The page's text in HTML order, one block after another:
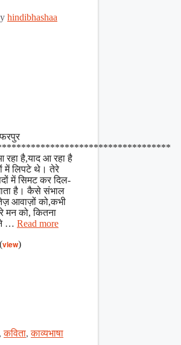
hindibhashaa
है,याद आ रहा है
में लिपटे थे। तेरे
में सिमट कर दिल-
है। कैसे संभाल
आवाज़ों को,कभी
मन को, कितना
… Read more
(view)
,कविता,काव्यभाषा